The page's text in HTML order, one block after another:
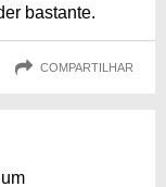
bastante.
COMPARTILHAR